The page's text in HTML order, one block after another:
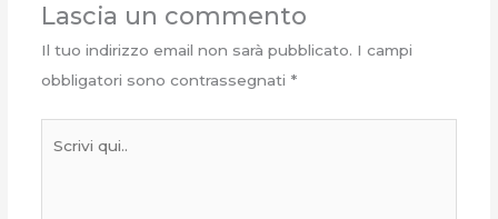
Lascia un commento
Il tuo indirizzo email non sarà pubblicato. I campi
obbligatori sono contrassegnati *